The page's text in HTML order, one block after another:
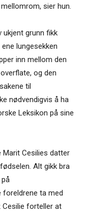
sier hun.
ukjent grunn fikk
lungesekken
inn mellom den
og den
til
nødvendigvis å ha
Leksikon på sine
Marit Cesilies datter
Alt gikk bra
foreldrene ta med
Cesilie forteller at